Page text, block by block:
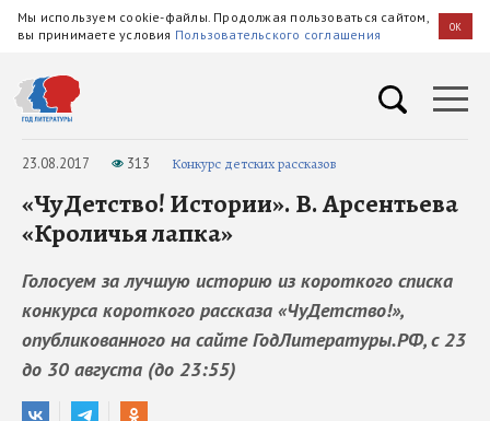
Мы используем cookie-файлы. Продолжая пользоваться сайтом,
вы принимаете условия Пользовательского соглашения OK
23.08.2017 313 Конкурс детских рассказов
«ЧуДетство! Истории». В. Арсентьева
«Кроличья лапка»
Голосуем за лучшую историю из короткого списка
конкурса короткого рассказа «ЧуДетство!»,
опубликованного на сайте ГодЛитературы.РФ, с 23
до 30 августа (до 23:55)